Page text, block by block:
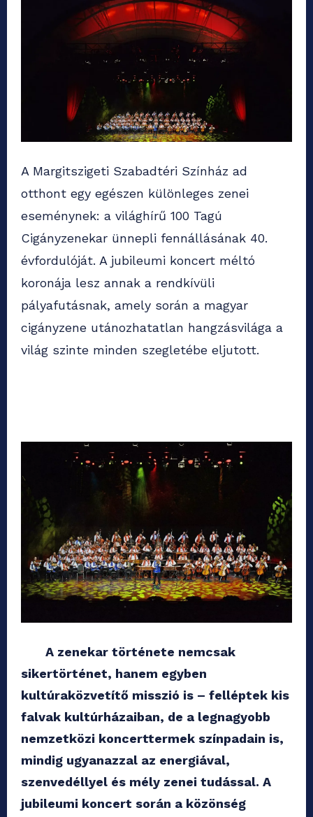
A Margitszigeti Szabadtéri Színház ad
otthont egy egészen különleges zenei
eseménynek: a világhírű 100 Tagú
Cigányzenekar ünnepli fennállásának 40.
évfordulóját. A jubileumi koncert méltó
koronája lesz annak a rendkívüli
pályafutásnak, amely során a magyar
cigányzene utánozhatatlan hangzásvilága a
világ szinte minden szegletébe eljutott.
A zenekar története nemcsak
sikertörténet, hanem egyben
kultúraközvetítő misszió is – felléptek kis
falvak kultúrházaiban, de a legnagyobb
nemzetközi koncerttermek színpadain is,
mindig ugyanazzal az energiával,
szenvedéllyel és mély zenei tudással. A
jubileumi koncert során a közönség